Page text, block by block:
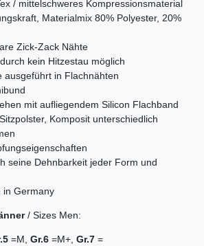
/ mittelschweres Kompressionsmaterial
Materialmix 80% Polyester, 20%
Zick-Zack Nähte
kein Hitzestau möglich
ausgeführt in Flachnähten
mit aufliegendem Silicon Flachband
Komposit unterschiedlich
seine Dehnbarkeit jeder Form und
in Germany
/ Sizes Men:
5 =M, Gr.6 =M+, Gr.7 =